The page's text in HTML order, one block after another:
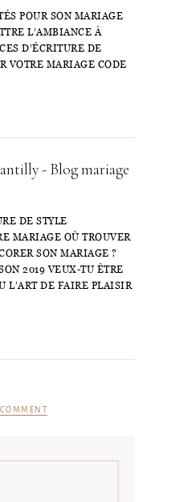
POUR SON MARIAGE
L’AMBIANCE À
D’ÉCRITURE DE
VOTRE MARIAGE CODE
- Blog mariage
DE STYLE
MARIAGE OÙ TROUVER
SON MARIAGE ?
2019 VEUX-TU ÊTRE
L’ART DE FAIRE PLAISIR
COMMENT